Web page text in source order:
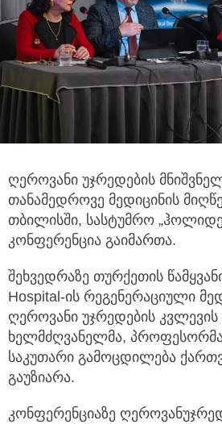
ღეროვანი უჯრედების
თანამედროვე მედიცინის
თბილისში, სასტუმრო
კონფერენცია გაიმართა.
შეხვედრაზე თურქეთის
Hospital-ის რეგენერაციული
ღეროვანი უჯრედების კვლევის
ხელმძღვანელმა,
საკუთარი გამოცდილება
გაუზიარა.
კონფერენციაზე